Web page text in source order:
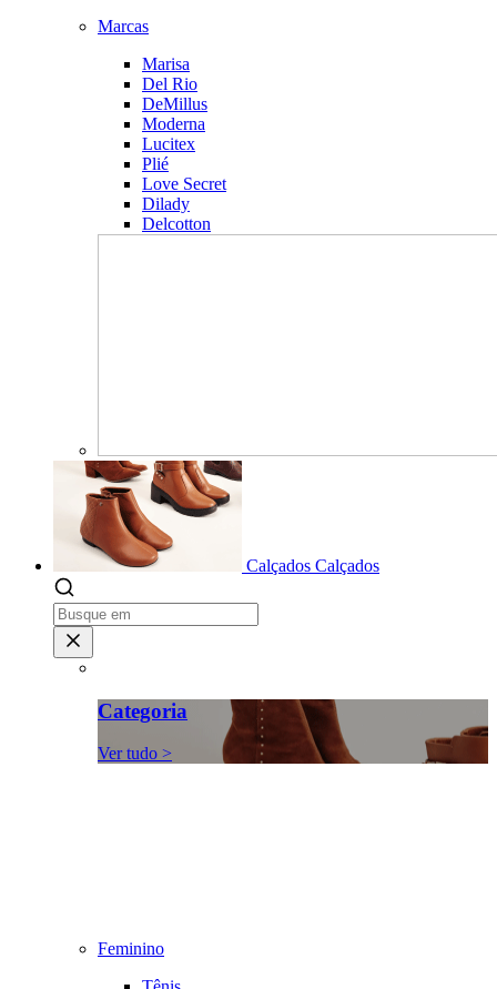
Marcas
Marisa
Del Rio
DeMillus
Moderna
Lucitex
Plié
Love Secret
Dilady
Delcotton
Calçados Calçados
Categoria
Ver tudo >
Feminino